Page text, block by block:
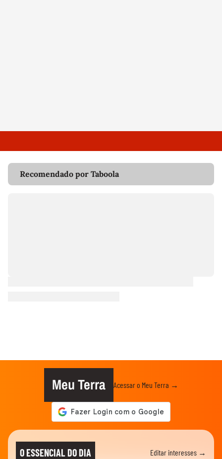
Recomendado por Taboola
Meu Terra Acessar o Meu Terra →
O ESSENCIAL DO DIA Editar interesses →